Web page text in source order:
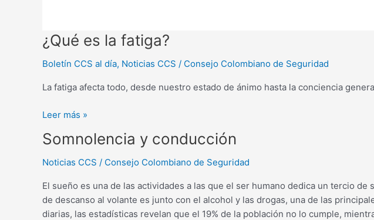
¿Qué es la fatiga?
Boletín CCS al día, Noticias CCS / Consejo Colombiano de Seguridad
La fatiga afecta todo, desde nuestro estado de ánimo hasta la conciencia
¿Qué
es
la
Leer más »
Somnolencia y conducción
Noticias CCS / Consejo Colombiano de Seguridad
El sueño es una de las actividades a las que el ser humano dedica un tercio
de descanso al volante es junto con el alcohol y las drogas, una de las
diarias, las estadísticas revelan que el 19% de la población no lo cumple,
Somnolencia
conducción